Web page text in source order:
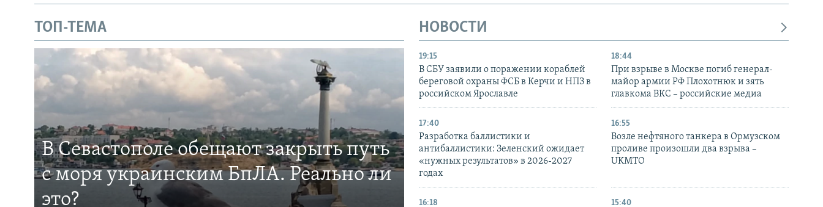
ТОП-ТЕМА
В Севастополе обещают закрыть путь
с моря украинским БпЛА. Реально ли
это?
НОВОСТИ
19:15
В СБУ заявили о поражении кораблей
береговой охраны ФСБ в Керчи и НПЗ в
российском Ярославле
18:44
При взрыве в Москве погиб генерал-
майор армии РФ Плохотнюк и зять
главкома ВКС – российские медиа
17:40
Разработка баллистики и
антибаллистики: Зеленский ожидает
«нужных результатов» в 2026-2027
годах
16:55
Возле нефтяного танкера в Ормузском
проливе произошли два взрыва –
UKMTO
16:18 15:40